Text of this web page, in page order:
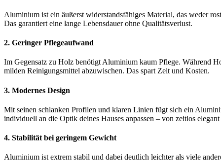
Aluminium ist ein äußerst widerstandsfähiges Material, das weder
Das garantiert eine lange Lebensdauer ohne Qualitätsverlust.
2. Geringer Pflegeaufwand
Im Gegensatz zu Holz benötigt Aluminium kaum Pflege. Während
milden Reinigungsmittel abzuwischen. Das spart Zeit und Kosten.
3. Modernes Design
Mit seinen schlanken Profilen und klaren Linien fügt sich ein
individuell an die Optik deines Hauses anpassen – von zeitlos
4. Stabilität bei geringem Gewicht
Aluminium ist extrem stabil und dabei deutlich leichter als viele